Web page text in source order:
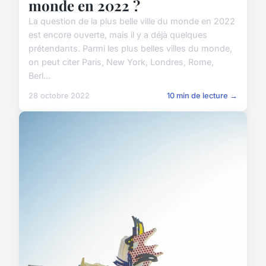
monde en 2022 ?
La question de la plus belle ville du monde en 2022
est encore ouverte, mais il y a déjà quelques
prétendants. Parmi les plus belles villes du monde,
on peut citer Paris, New York, Londres, Rome,
Berl...
28 octobre 2022 10 min de lecture →